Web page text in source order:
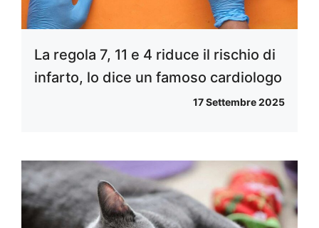
La regola 7, 11 e 4 riduce il rischio di
infarto, lo dice un famoso cardiologo
17 Settembre 2025